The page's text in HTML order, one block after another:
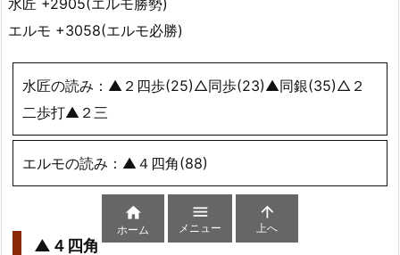
エルモ +3058(エルモ必勝)
水匠の読み：▲２四歩(25)△同歩(23)▲同銀(35)△２
二歩打▲２三
エルモの読み：▲４四角(88)
▲４四角

ホーム

メニュー

上へ